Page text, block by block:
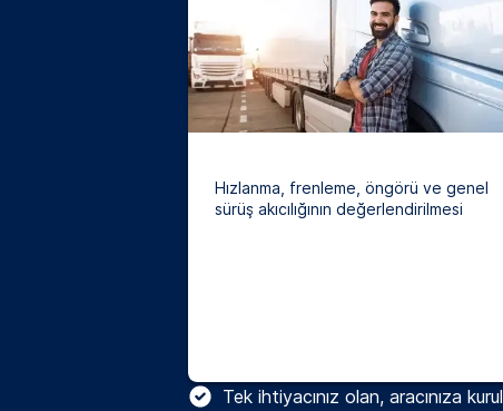
Hızlanma, frenleme, öngörü ve genel
sürüş akıcılığının değerlendirilmesi
Tek ihtiyacınız olan, aracınıza